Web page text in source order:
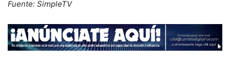
Fuente: SimpleTV